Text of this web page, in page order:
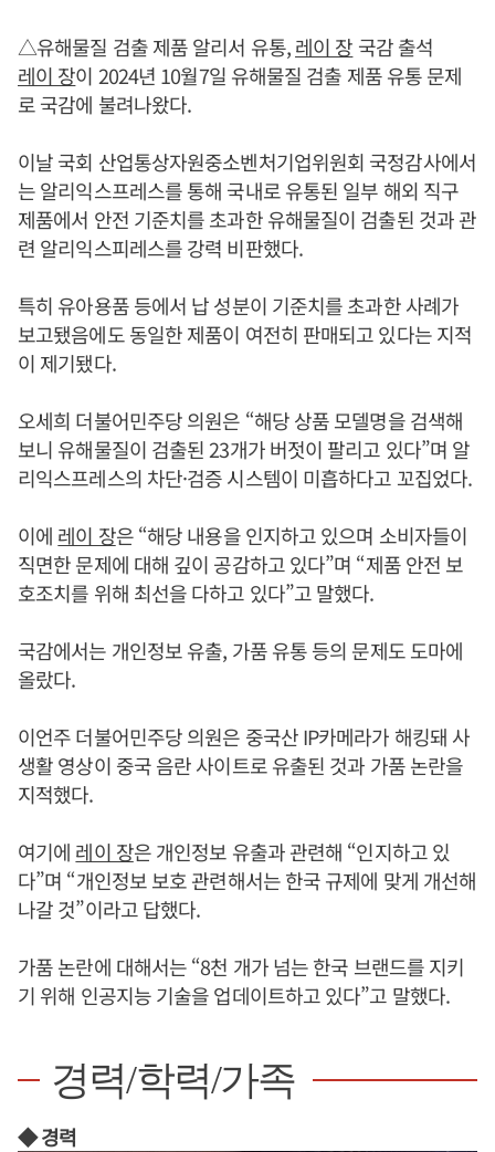
△유해물질 검출 제품 알리서 유통,레이 장 국감 출석
레이 장이 2024년 10월7일 유해물질 검출 제품 유통 문제
로 국감에 불려나왔다.
이날 국회 산업통상자원중소벤처기업위원회 국정감사에서
는 알리익스프레스를 통해 국내로 유통된 일부 해외 직구
제품에서 안전 기준치를 초과한 유해물질이 검출된 것과 관
련 알리익스피레스를 강력 비판했다.
특히 유아용품 등에서 납 성분이 기준치를 초과한 사례가
보고됐음에도 동일한 제품이 여전히 판매되고 있다는 지적
이 제기됐다.
오세희 더불어민주당 의원은 “해당 상품 모델명을 검색해
보니 유해물질이 검출된 23개가 버젓이 팔리고 있다”며 알
리익스프레스의 차단·검증 시스템이 미흡하다고 꼬집었다.
이에 레이 장은 “해당 내용을 인지하고 있으며 소비자들이
직면한 문제에 대해 깊이 공감하고 있다”며 “제품 안전 보
호조치를 위해 최선을 다하고 있다”고 말했다.
국감에서는 개인정보 유출, 가품 유통 등의 문제도 도마에
올랐다.
이언주 더불어민주당 의원은 중국산 IP카메라가 해킹돼 사
생활 영상이 중국 음란 사이트로 유출된 것과 가품 논란을
지적했다.
여기에 레이 장은 개인정보 유출과 관련해 “인지하고 있
다”며 “개인정보 보호 관련해서는 한국 규제에 맞게 개선해
나갈 것”이라고 답했다.
가품 논란에 대해서는 “8천 개가 넘는 한국 브랜드를 지키
기 위해 인공지능 기술을 업데이트하고 있다”고 말했다.
경력/학력/가족
◆ 경력